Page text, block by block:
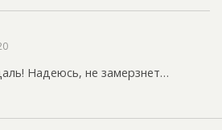
Надеюсь, не замерзнет…